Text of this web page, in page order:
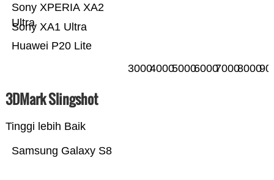
Huawei P20 Lite
Sony XA1 Ultra
Sony XPERIA XA2
Ultra
300040005000600070008000
3DMark Slingshot
Tinggi lebih Baik
Samsung Galaxy S8